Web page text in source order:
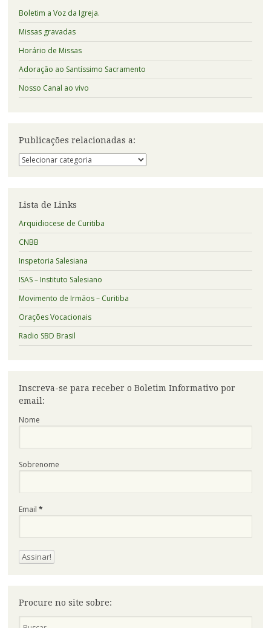
Boletim a Voz da Igreja.
Missas gravadas
Horário de Missas
Adoração ao Santíssimo Sacramento
Nosso Canal ao vivo
Publicações relacionadas a:
Publicações
relacionadas
Lista de Links
Arquidiocese de Curitiba
CNBB
Inspetoria Salesiana
ISAS – Instituto Salesiano
Movimento de Irmãos – Curitiba
Orações Vocacionais
Radio SBD Brasil
Inscreva-se para receber o Boletim Informativo por
email:
Nome
Sobrenome
Email *
Procure no site sobre: